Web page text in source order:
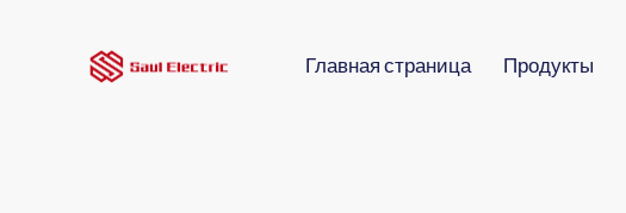
Главная страница Продукты